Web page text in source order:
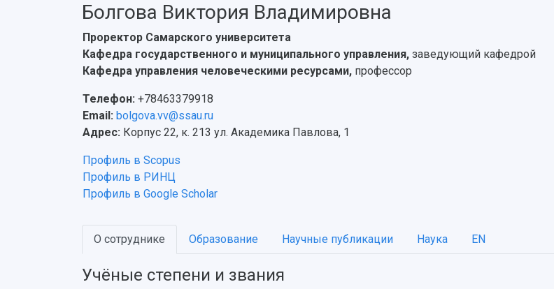
Болгова Виктория Владимировна
Проректор Самарского университета
Кафедра государственного и муниципального управления, заведующий кафедрой
Кафедра управления человеческими ресурсами, профессор
Телефон: +78463379918
Email: bolgova.vv@ssau.ru
Адрес: Корпус 22, к. 213 ул. Академика Павлова, 1
Профиль в Scopus
Профиль в РИНЦ
Профиль в Google Scholar
О сотруднике Образование Научные публикации Наука EN
Учёные степени и звания